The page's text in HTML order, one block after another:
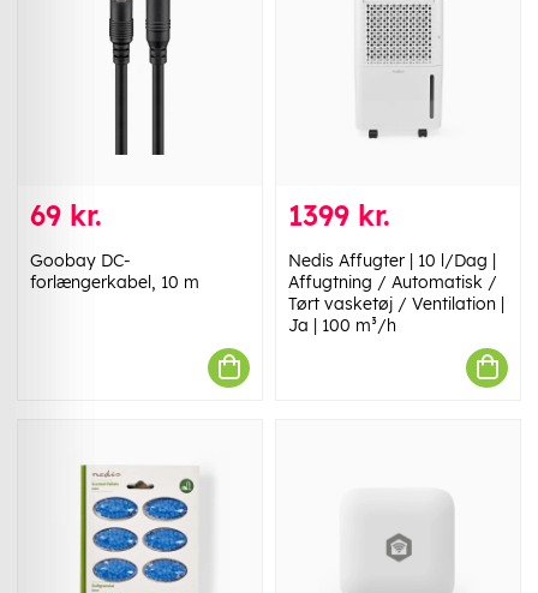
69 kr.
Goobay DC-
forlængerkabel, 10 m
1399 kr.
Nedis Affugter | 10 l/Dag |
Affugtning / Automatisk /
Tørt vasketøj / Ventilation |
Ja | 100 m³/h